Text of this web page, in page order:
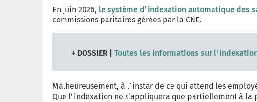
En juin 2026, le système d’indexation automatique des
commissions paritaires gérées par la CNE.
+ DOSSIER | Toutes les informations sur
Malheureusement, à l’instar de ce qui attend les
Que l’indexation ne s’appliquera que partiellement à